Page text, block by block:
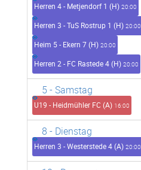
Herren 4 - Metjendorf 1 (H) 20:00
Herren 3 - TuS Rostrup 1 (H) 20:00
Heim 5 - Ekern 7 (H) 20:00
Herren 2 - FC Rastede 4 (H) 20:00
5 - Samstag
U19 - Heidmühler FC (A) 16:00
8 - Dienstag
Herren 3 - Westerstede 4 (A) 20:00